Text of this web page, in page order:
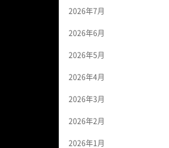
2026年7月
2026年6月
2026年5月
2026年4月
2026年3月
2026年2月
2026年1月